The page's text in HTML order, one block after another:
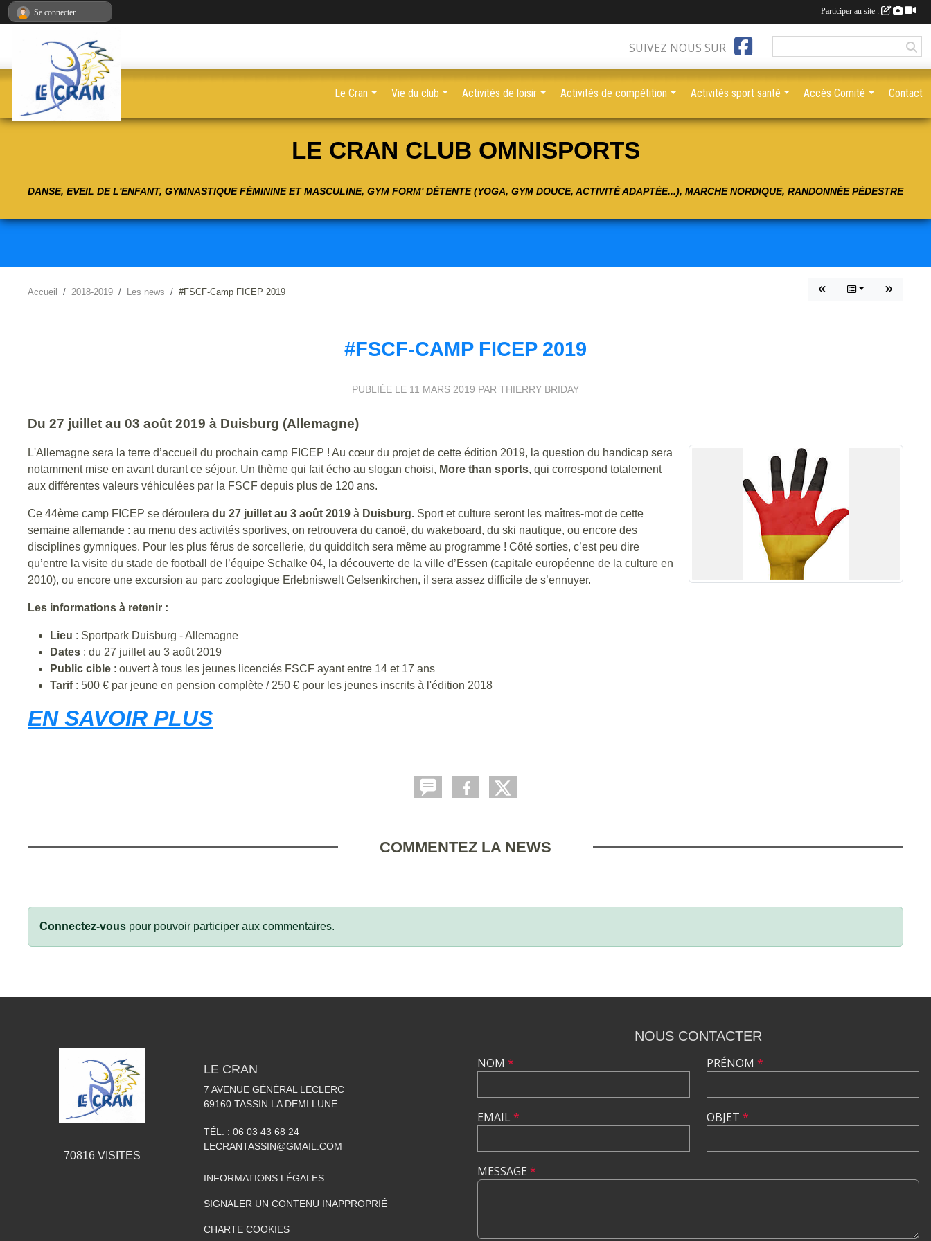
LE CRAN CLUB OMNISPORTS
DANSE, EVEIL DE L'ENFANT, GYMNASTIQUE FÉMININE ET MASCULINE, GYM FORM' DÉTENTE (YOGA, GYM DOUCE, ACTIVITÉ ADAPTÉE...), MARCHE NORDIQUE, RANDONNÉE PÉDESTRE
Accueil 2018-2019 Les news #FSCF-Camp FICEP 2019
#FSCF-CAMP FICEP 2019
PUBLIÉE LE 11 MARS 2019 PAR THIERRY BRIDAY
Du 27 juillet au 03 août 2019 à Duisburg (Allemagne)
L'Allemagne sera la terre d’accueil du prochain camp FICEP ! Au cœur du projet de cette édition 2019, la question du handicap sera
notamment mise en avant durant ce séjour. Un thème qui fait écho au slogan choisi, More than sports, qui correspond totalement
aux différentes valeurs véhiculées par la FSCF depuis plus de 120 ans.
Ce 44ème camp FICEP se déroulera du 27 juillet au 3 août 2019 à Duisburg. Sport et culture seront les maîtres-mot de cette
semaine allemande : au menu des activités sportives, on retrouvera du canoë, du wakeboard, du ski nautique, ou encore des
disciplines gymniques. Pour les plus férus de sorcellerie, du quidditch sera même au programme ! Côté sorties, c’est peu dire
qu’entre la visite du stade de football de l’équipe Schalke 04, la découverte de la ville d’Essen (capitale européenne de la culture en
2010), ou encore une excursion au parc zoologique Erlebniswelt Gelsenkirchen, il sera assez difficile de s’ennuyer.
Les informations à retenir :
Lieu : Sportpark Duisburg - Allemagne
Dates : du 27 juillet au 3 août 2019
Public cible : ouvert à tous les jeunes licenciés FSCF ayant entre 14 et 17 ans
Tarif: 500 € par jeune en pension complète / 250 € pour les jeunes inscrits à l'édition 2018
EN SAVOIR PLUS
COMMENTEZ LA NEWS
Connectez-vous pour pouvoir participer aux commentaires.
SUIVEZ NOUS SUR
Le Cran Vie du club Activités de loisir Activités de compétition Activités sport santé Accès Comité Contact
70816VISITES
LE CRAN
7 AVENUE GÉNÉRAL LECLERC
69160 TASSIN LA DEMI LUNE
TÉL. : 06 03 43 68 24
LECRANTASSIN@GMAIL.COM
INFORMATIONS LÉGALES
SIGNALER UN CONTENU INAPPROPRIÉ
CHARTE COOKIES
NOUS CONTACTER
NOM *
EMAIL*
PRÉNOM *
OBJET *
MESSAGE *
Se connecter Participer au site :
Panneau de gestion des cookies